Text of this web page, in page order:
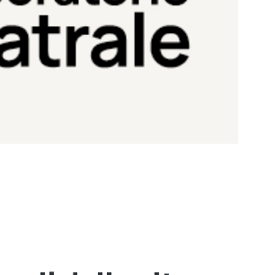
Teatrale
del Teatro Eduardo de Filippo